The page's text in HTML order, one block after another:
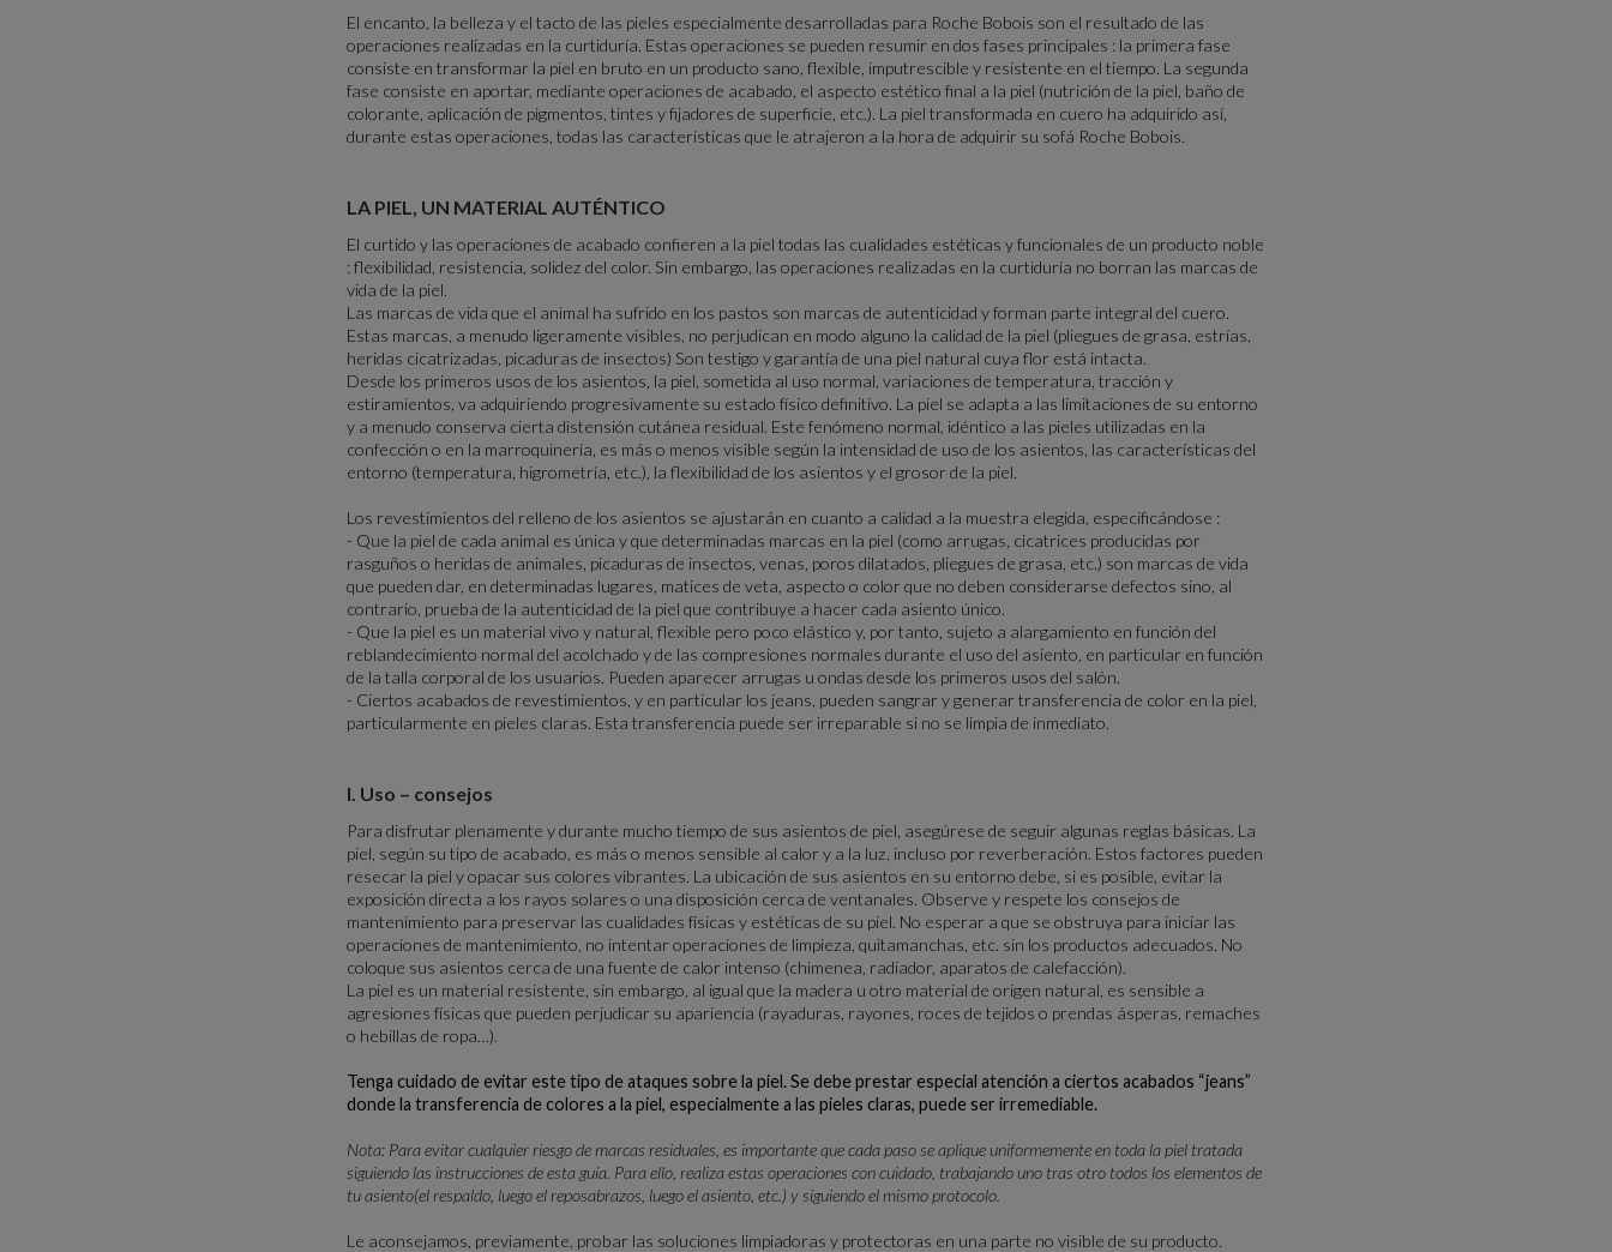
El encanto, la belleza y el tacto de las pieles especialmente desarrolladas para Roche Bobois son el resultado de las
operaciones realizadas en la curtiduría. Estas operaciones se pueden resumir en dos fases principales : la primera fase
consiste en transformar la piel en bruto en un producto sano, flexible, imputrescible y resistente en el tiempo. La segunda
fase consiste en aportar, mediante operaciones de acabado, el aspecto estético final a la piel (nutrición de la piel, baño de
colorante, aplicación de pigmentos, tintes y fijadores de superficie, etc.). La piel transformada en cuero ha adquirido así,
durante estas operaciones, todas las características que le atrajeron a la hora de adquirir su sofá Roche Bobois.
LA PIEL, UN MATERIAL AUTÉNTICO
El curtido y las operaciones de acabado confieren a la piel todas las cualidades estéticas y funcionales de un producto noble
: flexibilidad, resistencia, solidez del color. Sin embargo, las operaciones realizadas en la curtiduría no borran las marcas de
vida de la piel.
Las marcas de vida que el animal ha sufrido en los pastos son marcas de autenticidad y forman parte integral del cuero.
Estas marcas, a menudo ligeramente visibles, no perjudican en modo alguno la calidad de la piel (pliegues de grasa, estrías,
heridas cicatrizadas, picaduras de insectos) Son testigo y garantía de una piel natural cuya flor está intacta.
Desde los primeros usos de los asientos, la piel, sometida al uso normal, variaciones de temperatura, tracción y
estiramientos, va adquiriendo progresivamente su estado físico definitivo. La piel se adapta a las limitaciones de su entorno
y a menudo conserva cierta distensión cutánea residual. Este fenómeno normal, idéntico a las pieles utilizadas en la
confección o en la marroquinería, es más o menos visible según la intensidad de uso de los asientos, las características del
entorno (temperatura, higrometría, etc.), la flexibilidad de los asientos y el grosor de la piel.
Los revestimientos del relleno de los asientos se ajustarán en cuanto a calidad a la muestra elegida, especificándose :
- Que la piel de cada animal es única y que determinadas marcas en la piel (como arrugas, cicatrices producidas por
rasguños o heridas de animales, picaduras de insectos, venas, poros dilatados, pliegues de grasa, etc.) son marcas de vida
que pueden dar, en determinadas lugares, matices de veta, aspecto o color que no deben considerarse defectos sino, al
contrario, prueba de la autenticidad de la piel que contribuye a hacer cada asiento único.
- Que la piel es un material vivo y natural, flexible pero poco elástico y, por tanto, sujeto a alargamiento en función del
reblandecimiento normal del acolchado y de las compresiones normales durante el uso del asiento, en particular en función
de la talla corporal de los usuarios. Pueden aparecer arrugas u ondas desde los primeros usos del salón.
- Ciertos acabados de revestimientos, y en particular los jeans, pueden sangrar y generar transferencia de color en la piel,
particularmente en pieles claras. Esta transferencia puede ser irreparable si no se limpia de inmediato.
I. Uso – consejos
Para disfrutar plenamente y durante mucho tiempo de sus asientos de piel, asegúrese de seguir algunas reglas básicas. La
piel, según su tipo de acabado, es más o menos sensible al calor y a la luz, incluso por reverberación. Estos factores pueden
resecar la piel y opacar sus colores vibrantes. La ubicación de sus asientos en su entorno debe, si es posible, evitar la
exposición directa a los rayos solares o una disposición cerca de ventanales. Observe y respete los consejos de
mantenimiento para preservar las cualidades físicas y estéticas de su piel. No esperar a que se obstruya para iniciar las
operaciones de mantenimiento, no intentar operaciones de limpieza, quitamanchas, etc. sin los productos adecuados. No
coloque sus asientos cerca de una fuente de calor intenso (chimenea, radiador, aparatos de calefacción).
La piel es un material resistente, sin embargo, al igual que la madera u otro material de origen natural, es sensible a
agresiones físicas que pueden perjudicar su apariencia (rayaduras, rayones, roces de tejidos o prendas ásperas, remaches
o hebillas de ropa…).
Tenga cuidado de evitar este tipo de ataques sobre la piel. Se debe prestar especial atención a ciertos acabados “jeans”
donde la transferencia de colores a la piel, especialmente a las pieles claras, puede ser irremediable.
Nota: Para evitar cualquier riesgo de marcas residuales, es importante que cada paso se aplique uniformemente en toda la piel tratada
siguiendo las instrucciones de esta guía. Para ello, realiza estas operaciones con cuidado, trabajando uno tras otro todos los elementos de
tu asiento(el respaldo, luego el reposabrazos, luego el asiento, etc.) y siguiendo el mismo protocolo.
Le aconsejamos, previamente, probar las soluciones limpiadoras y protectoras en una parte no visible de su producto.